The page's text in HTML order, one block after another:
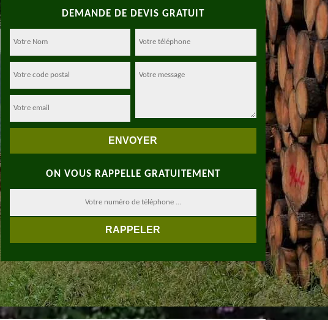
DEMANDE DE DEVIS GRATUIT
ON VOUS RAPPELLE GRATUITEMENT